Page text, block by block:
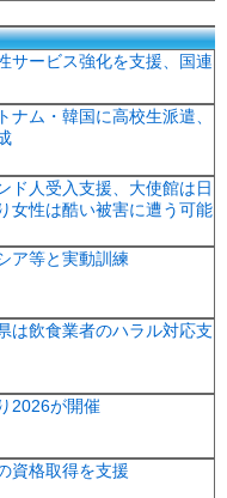
サービス強化を支援、国連
ナム・韓国に高校生派遣、
ド人受入支援、大使館は日
女性は酷い被害に遭う可能
ア等と実動訓練
は飲食業者のハラル対応支
2026が開催
資格取得を支援